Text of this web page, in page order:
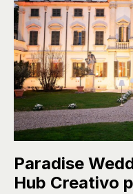
Paradise
Hub Creativo